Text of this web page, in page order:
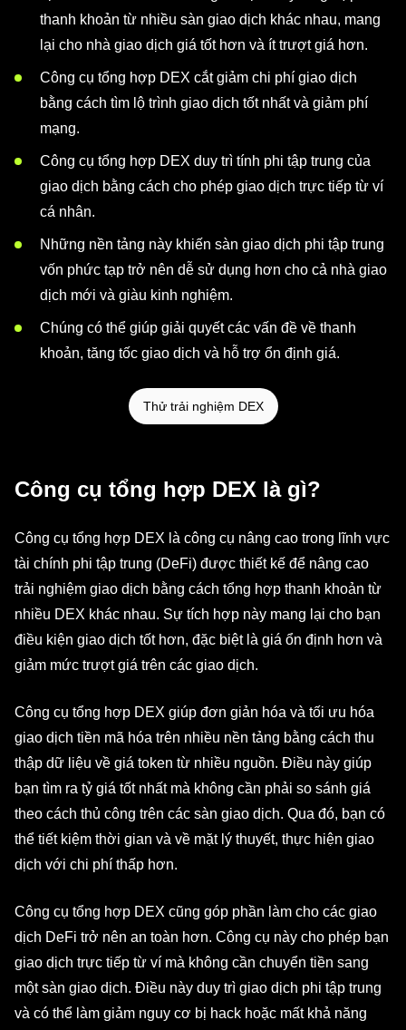
thanh khoản từ nhiều sàn giao dịch khác nhau, mang
lại cho nhà giao dịch giá tốt hơn và ít trượt giá hơn.
Công cụ tổng hợp DEX cắt giảm chi phí giao dịch
bằng cách tìm lộ trình giao dịch tốt nhất và giảm phí
mạng.
Công cụ tổng hợp DEX duy trì tính phi tập trung của
giao dịch bằng cách cho phép giao dịch trực tiếp từ ví
cá nhân.
Những nền tảng này khiến sàn giao dịch phi tập trung
vốn phức tạp trở nên dễ sử dụng hơn cho cả nhà giao
dịch mới và giàu kinh nghiệm.
Chúng có thể giúp giải quyết các vấn đề về thanh
khoản, tăng tốc giao dịch và hỗ trợ ổn định giá.
Thử trải nghiệm DEX
Công cụ tổng hợp DEX là gì?
Công cụ tổng hợp DEX là công cụ nâng cao trong lĩnh vực
tài chính phi tập trung (DeFi) được thiết kế để nâng cao
trải nghiệm giao dịch bằng cách tổng hợp thanh khoản từ
nhiều DEX khác nhau. Sự tích hợp này mang lại cho bạn
điều kiện giao dịch tốt hơn, đặc biệt là giá ổn định hơn và
giảm mức trượt giá trên các giao dịch.
Công cụ tổng hợp DEX giúp đơn giản hóa và tối ưu hóa
giao dịch tiền mã hóa trên nhiều nền tảng bằng cách thu
thập dữ liệu về giá token từ nhiều nguồn. Điều này giúp
bạn tìm ra tỷ giá tốt nhất mà không cần phải so sánh giá
theo cách thủ công trên các sàn giao dịch. Qua đó, bạn có
thể tiết kiệm thời gian và về mặt lý thuyết, thực hiện giao
dịch với chi phí thấp hơn.
Công cụ tổng hợp DEX cũng góp phần làm cho các giao
dịch DeFi trở nên an toàn hơn. Công cụ này cho phép bạn
giao dịch trực tiếp từ ví mà không cần chuyển tiền sang
một sàn giao dịch. Điều này duy trì giao dịch phi tập trung
và có thể làm giảm nguy cơ bị hack hoặc mất khả năng